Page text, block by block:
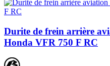
Durite de frein arrière
Honda VFR 750 F RC